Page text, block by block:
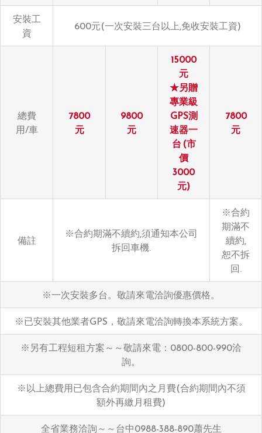
安裝工
資
600元(一次安裝三台以上,免收安裝工資)
總費
用/車
7800
元
9800
元
15000
元
★另贈
專業級
GPS測
速器一
台 (市
價
3000
元)
7800
元
備註
※合約期滿不續約,須通知本公司
拆回車機.
※合約
期滿不
續約,
恕不拆
回.
※一次安裝多台。敬請來電洽詢優惠價格。
※已安裝其他業者GPS，敬請來電洽詢轉換本系統方案。
※另有工程短租方案～～敬請來電：0800-800-990洽
詢。
※以上總費用已包含合約期間內之月費(合約期間內不須
額外再繳月租費)
全省業務洽詢～～台中0988-388-890蕭先生